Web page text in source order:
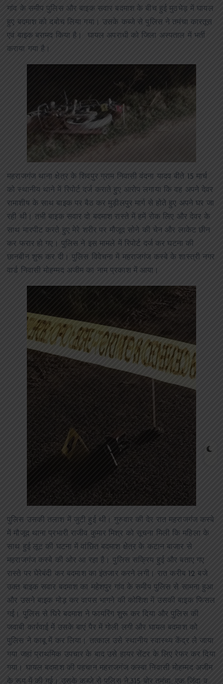
गांव के समीप पुलिस और बाइक सवार बदमाश के बीच हुई मुठभेड़ में घायल
हुए बदमाश को दबोच लिया गया। उसके कब्जे से पुलिस ने तमंचा कारतूस
एवं बाइक बरामद किया है। घायल अपराधी को जिला अस्पताल में भर्ती
कराया गया है।
महराजगंज थाना क्षेत्र के शिवपुर ग्राम निवासी वंदना यादव बीते 15 मार्च
को स्थानीय थाने में रिपोर्ट दर्ज कराते हुए आरोप लगाया कि वह अपने देवर
रामाशीष के साथ बाइक पर बैठ कर मुड़ीलपुर मार्ग से होते हुए अपने घर जा
रही थी। तभी बाइक सवार दो बदमाश रास्ते में हमें रोक लिए और देवर के
साथ मारपीट करते हुए मेरे शरीर पर मौजूद सोने की चेन और लाकेट छीन
कर फरार हो गए। पुलिस ने इस मामले में रिपोर्ट दर्ज कर घटना की
छानबीन शुरू कर दी। पुलिस विवेचना में महराजगंज कस्बे के शास्त्री नगर
वार्ड निवासी मोहम्मद अजीम का नाम प्रकाश में आया।
पुलिस उसकी तलाश में जुटी हुई थी। गुरुवार की देर रात महराजगंज कस्बे
में मौजूद थाना प्रभारी राजीव कुमार मिश्र को सूचना मिली कि महिला के
साथ हुई लूट की घटना में वांछित बदमाश क्षेत्र के कटान बाजार से
महराजगंज कस्बे की ओर आ रहा है। पुलिस सक्रिय हुई और बताए गए
रास्ते पर घेरेबंदी कर बदमाश का इंतजार करने लगी। रात करीब 12 बजे
उक्त बाइक सवार बदमाश का महेशपुर गांव के समीप पुलिस से सामना हुआ
और उसने बाइक मोड़ कर वापस भागने की कोशिश में उसकी बाइक फिसल
गई। पुलिस से घिरे बदमाश ने फायरिंग शुरू कर दिया और पुलिस की
जवाबी कार्रवाई में उसके बाएं पैर में गोली लगी और घायल बदमाश को
पुलिस ने काबू में कर लिया। तत्काल उसे स्थानीय स्वास्थ्य केंद्र ले जाया
गया जहां प्राथमिक उपचार के बाद उसे हायर सेंटर के लिए रेफर कर दिया
गया। घायल बदमाश की पहचान महराजगंज कस्बा निवासी मोहम्मद अजीम
के रूप में की गई। उसके कब्जे से पुलिस ने.315 बोर तमंचा, एक जिंदा व